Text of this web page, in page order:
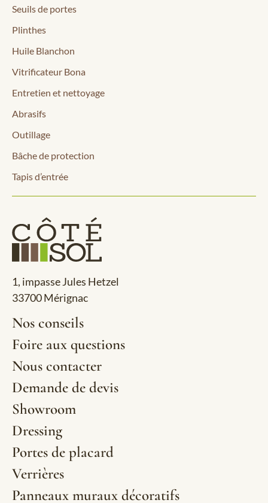
Seuils de portes
Plinthes
Huile Blanchon
Vitrificateur Bona
Entretien et nettoyage
Abrasifs
Outillage
Bâche de protection
Tapis d’entrée
1, impasse Jules Hetzel
33700 Mérignac
Nos conseils
Foire aux questions
Nous contacter
Demande de devis
Showroom
Dressing
Portes de placard
Verrières
Panneaux muraux décoratifs